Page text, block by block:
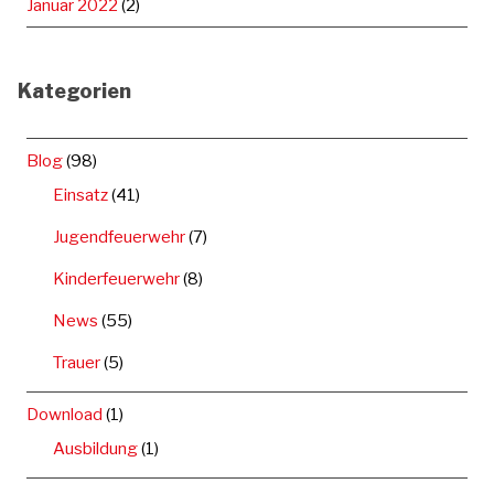
Januar 2022 (2)
Kategorien
Blog(98)
Einsatz(41)
Jugendfeuerwehr(7)
Kinderfeuerwehr(8)
News (55)
Trauer(5)
Download (1)
Ausbildung(1)